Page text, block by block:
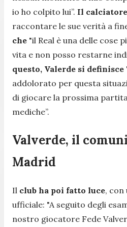
io ho colpito lui”. Il calciatore
raccontare le sue verità a
che "il Real è una delle cose
vita e non posso restarne
questo, Valerde si definisce
addolorato per questa
di giocare la prossima
mediche”.
Valverde, il
Madrid
Il club ha poi fatto luce, con
ufficiale: "A seguito degli
nostro giocatore Fede